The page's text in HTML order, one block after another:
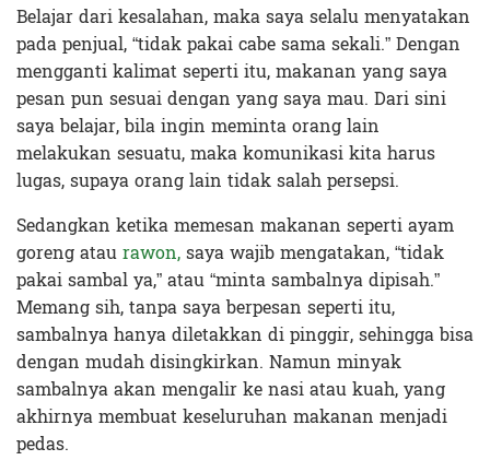
Belajar dari kesalahan, maka saya selalu menyatakan
pada penjual, “tidak pakai cabe sama sekali.” Dengan
mengganti kalimat seperti itu, makanan yang saya
pesan pun sesuai dengan yang saya mau. Dari sini
saya belajar, bila ingin meminta orang lain
melakukan sesuatu, maka komunikasi kita harus
lugas, supaya orang lain tidak salah persepsi.
Sedangkan ketika memesan makanan seperti ayam
goreng ataurawon,saya wajib mengatakan, “tidak
pakai sambal ya,” atau “minta sambalnya dipisah.”
Memang sih, tanpa saya berpesan seperti itu,
sambalnya hanya diletakkan di pinggir, sehingga bisa
dengan mudah disingkirkan. Namun minyak
sambalnya akan mengalir ke nasi atau kuah, yang
akhirnya membuat keseluruhan makanan menjadi
pedas.